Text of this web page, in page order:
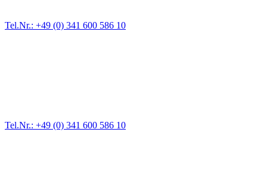
Tel.Nr.: +49 (0) 341 600 586 10
Tel.Nr.: +49 (0) 341 600 586 10